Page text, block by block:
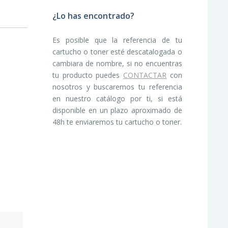
¿Lo has encontrado?
Es posible que la referencia de tu
cartucho o toner esté descatalogada o
cambiara de nombre, si no encuentras
tu producto puedes CONTACTAR con
nosotros y buscaremos tu referencia
en nuestro catálogo por ti, si está
disponible en un plazo aproximado de
48h te enviaremos tu cartucho o toner.